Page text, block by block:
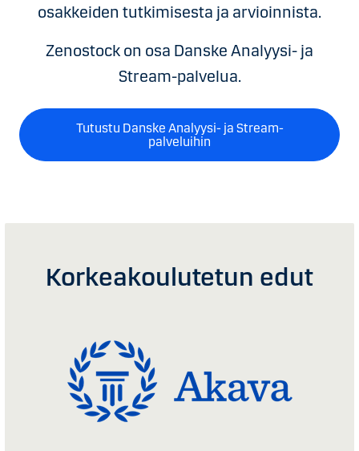
osakkeiden tutkimisesta ja arvioinnista.
Zenostock on osa Danske Analyysi- ja
Stream-palvelua.
Tutustu Danske Analyysi- ja Stream-
palveluihin
Korkeakoulutetun edut